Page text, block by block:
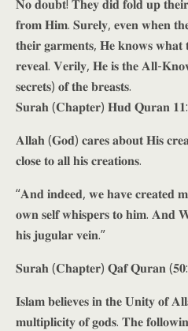
𝐍𝐨 𝐝𝐨𝐮𝐛𝐭! 𝐓𝐡𝐞𝐲 𝐝𝐢𝐝 𝐟𝐨𝐥𝐝 𝐮𝐩
𝐟𝐫𝐨𝐦 𝐇𝐢𝐦. 𝐒𝐮𝐫𝐞𝐥𝐲, 𝐞𝐯𝐞𝐧 𝐰𝐡𝐞𝐧
𝐭𝐡𝐞𝐢𝐫 𝐠𝐚𝐫𝐦𝐞𝐧𝐭𝐬, 𝐇𝐞 𝐤𝐧𝐨𝐰𝐬 𝐰𝐡𝐚𝐭
𝐫𝐞𝐯𝐞𝐚𝐥. 𝐕𝐞𝐫𝐢𝐥𝐲, 𝐇𝐞 𝐢𝐬 𝐭𝐡𝐞 𝐀𝐥𝐥-
𝐬𝐞𝐜𝐫𝐞𝐭𝐬) 𝐨𝐟 𝐭𝐡𝐞 𝐛𝐫𝐞𝐚𝐬𝐭𝐬.
𝐒𝐮𝐫𝐚𝐡 (𝐂𝐡𝐚𝐩𝐭𝐞𝐫) 𝐇𝐮𝐝 𝐐𝐮𝐫𝐚𝐧
𝐀𝐥𝐥𝐚𝐡 (𝐆𝐨𝐝) 𝐜𝐚𝐫𝐞𝐬 𝐚𝐛𝐨𝐮𝐭 𝐇𝐢𝐬
𝐜𝐥𝐨𝐬𝐞 𝐭𝐨 𝐚𝐥𝐥 𝐡𝐢𝐬 𝐜𝐫𝐞𝐚𝐭𝐢𝐨𝐧𝐬.
“𝐀𝐧𝐝 𝐢𝐧𝐝𝐞𝐞𝐝, 𝐰𝐞 𝐡𝐚𝐯𝐞
𝐨𝐰𝐧 𝐬𝐞𝐥𝐟 𝐰𝐡𝐢𝐬𝐩𝐞𝐫𝐬 𝐭𝐨 𝐡𝐢𝐦. 𝐀𝐧𝐝
𝐡𝐢𝐬 𝐣𝐮𝐠𝐮𝐥𝐚𝐫 𝐯𝐞𝐢𝐧.”
𝐒𝐮𝐫𝐚𝐡 (𝐂𝐡𝐚𝐩𝐭𝐞𝐫) 𝐐𝐚𝐟 𝐐𝐮𝐫𝐚𝐧
𝐈𝐬𝐥𝐚𝐦 𝐛𝐞𝐥𝐢𝐞𝐯𝐞𝐬 𝐢𝐧 𝐭𝐡𝐞 𝐔𝐧𝐢𝐭𝐲 𝐨𝐟
𝐦𝐮𝐥𝐭𝐢𝐩𝐥𝐢𝐜𝐢𝐭𝐲 𝐨𝐟 𝐠𝐨𝐝𝐬. 𝐓𝐡𝐞